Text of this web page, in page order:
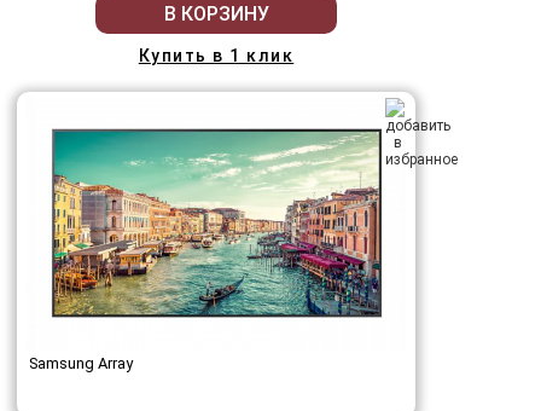
В КОРЗИНУ
Купить в 1 клик
Samsung Array